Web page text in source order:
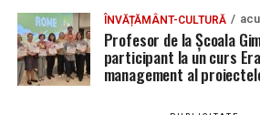
ÎNVĂȚĂMÂNT-CULTURĂ
Profesor de la Școala
participant la un curs
management al